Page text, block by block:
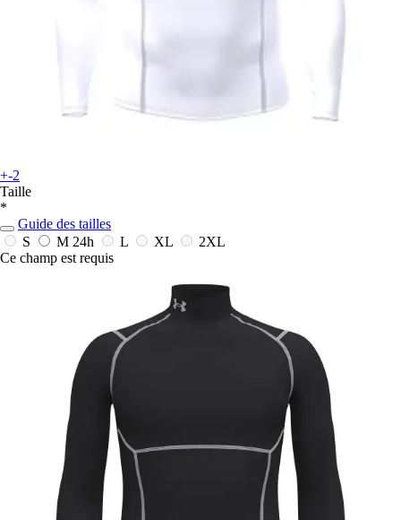
+-2
Taille
*
Guide des tailles
S
M 24h L XL
2XL
Ce champ est requis